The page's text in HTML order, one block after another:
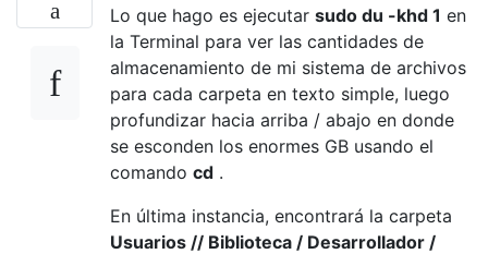
Lo que hago es ejecutar sudo du -khd 1 en
la Terminal para ver las cantidades de
almacenamiento de mi sistema de archivos
para cada carpeta en texto simple, luego
profundizar hacia arriba / abajo en donde
se esconden los enormes GB usando el
comando cd .
En última instancia, encontrará la carpeta
Usuarios // Biblioteca / Desarrollador /